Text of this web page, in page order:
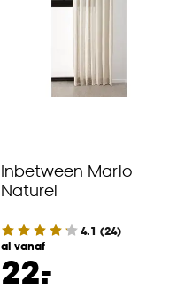
Inbetween Marlo
Naturel
4.1 (24)
al vanaf
22.
-